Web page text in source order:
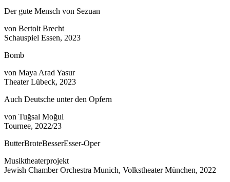
Der gute Mensch von Sezuan
von Bertolt Brecht
Schauspiel Essen, 2023
Bomb
von Maya Arad Yasur
Theater Lübeck, 2023
Auch Deutsche unter den Opfern
von Tuğsal Moğul
Tournee, 2022/23
ButterBroteBesserEsser-Oper
Musiktheaterprojekt
Jewish Chamber Orchestra Munich, Volkstheater München, 2022